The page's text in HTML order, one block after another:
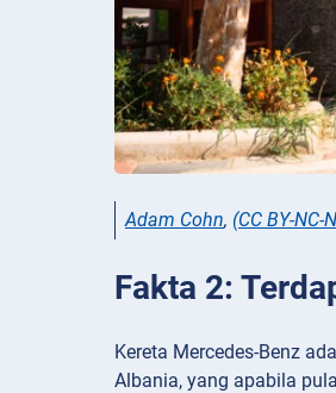
Adam Cohn, (CC BY-NC-
Fakta 2:
Kereta Mercedes-Benz
Albania, yang apabila